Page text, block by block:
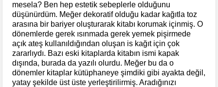
mesela? Ben hep estetik sebeplerle olduğunu
düşünürdüm. Meğer dekoratif olduğu kadar kağıtla toz
arasına bir bariyer oluşturarak kitabı korumak içinmiş. O
dönemlerde gerek ısınmada gerek yemek pişirmede
açık ateş kullanıldığından oluşan is kağıt için çok
zararlıydı. Bazı eski kitaplarda kitabın ismi kapak
dışında, burada da yazılı olurdu. Meğer bu da o
dönemler kitaplar kütüphaneye şimdiki gibi ayakta değil,
yatay şekilde üst üste yerleştirilirmiş. Aradığınızı